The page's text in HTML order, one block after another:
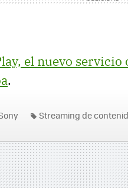
el nuevo
.
Streaming de